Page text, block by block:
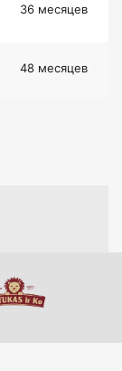
36 месяцев
48 месяцев